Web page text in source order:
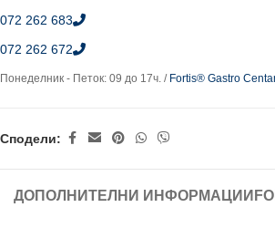
072 262 683
072 262 672
Понеделник - Петок: 09 до 17ч. / Fortis® Gastro
Сподели:
ДОПОЛНИТЕЛНИ ИНФОРМАЦИИ